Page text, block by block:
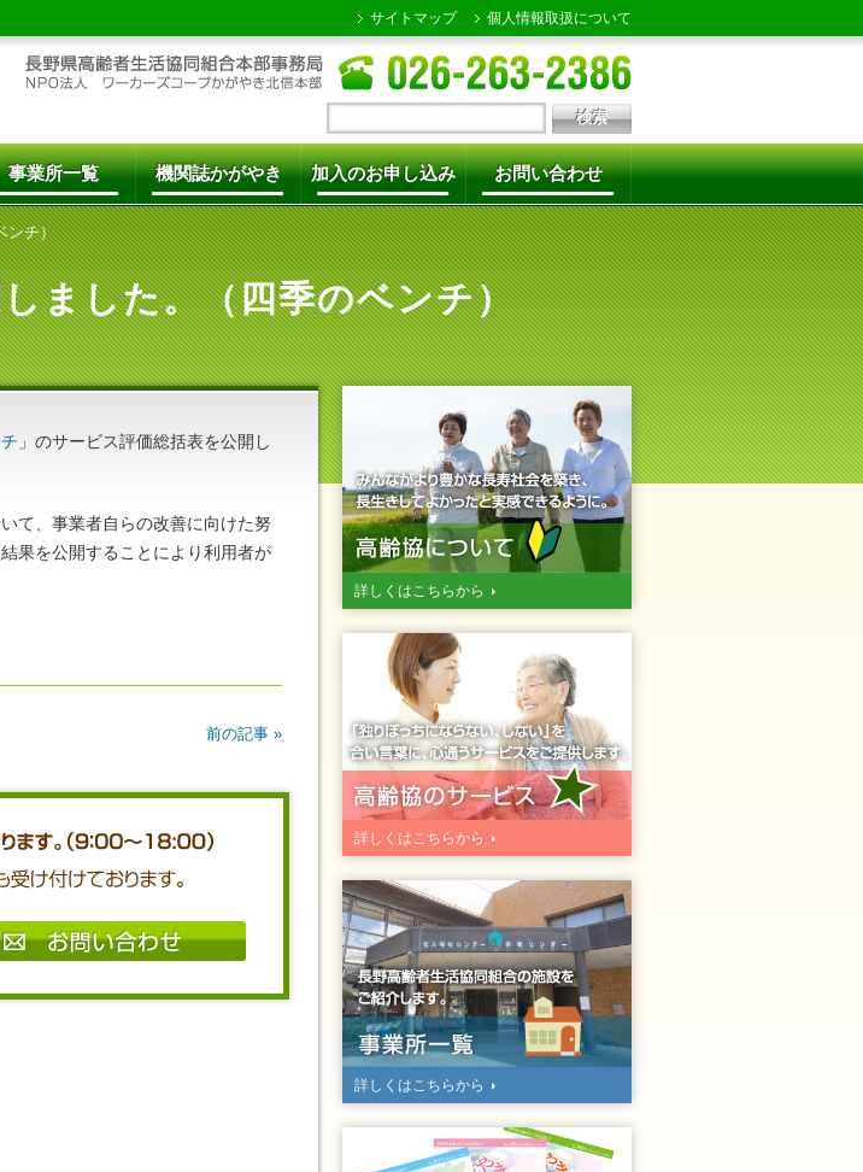
サイトマップ 個人情報取扱について
事業所一覧 機関誌かがやき 加入のお申し込み お問い合わせ
ンチ）
ました。（四季のベンチ）
」のサービス評価総括表を公開し
て、事業者自らの改善に向けた努
果を公開することにより利用者が
前の記事 »
詳しくはこちらから
詳しくはこちらから
詳しくはこちらから